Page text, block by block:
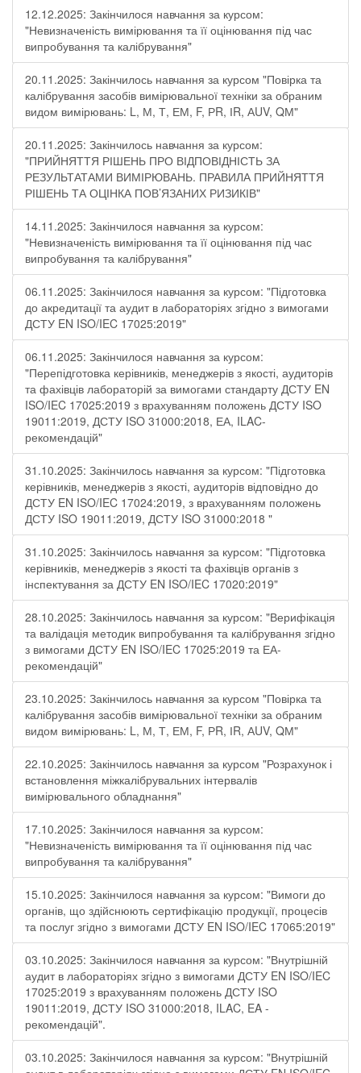
12.12.2025: Закінчилося навчання за курсом:
"Невизначеність вимірювання та її оцінювання під час
випробування та калібрування"
20.11.2025: Закінчилось навчання за курсом "Повірка та
калібрування засобів вимірювальної техніки за обраним
видом вимірювань: L, М, Т, ЕМ, F, РR, ІR, АUV, QМ"
20.11.2025: Закінчилось навчання за курсом:
"ПРИЙНЯТТЯ РІШЕНЬ ПРО ВІДПОВІДНІСТЬ ЗА
РЕЗУЛЬТАТАМИ ВИМІРЮВАНЬ. ПРАВИЛА ПРИЙНЯТТЯ
РІШЕНЬ ТА ОЦІНКА ПОВ’ЯЗАНИХ РИЗИКІВ"
14.11.2025: Закінчилося навчання за курсом:
"Невизначеність вимірювання та її оцінювання під час
випробування та калібрування"
06.11.2025: Закінчилося навчання за курсом: "Підготовка
до акредитації та аудит в лабораторіях згідно з вимогами
ДСТУ EN ISO/IEC 17025:2019"
06.11.2025: Закінчилося навчання за курсом:
"Перепідготовка керівників, менеджерів з якості, аудиторів
та фахівців лабораторій за вимогами стандарту ДСТУ EN
ISO/IEC 17025:2019 з врахуванням положень ДСТУ ISO
19011:2019, ДСТУ ISO 31000:2018, ЕА, ILAC-
рекомендацій"
31.10.2025: Закінчилось навчання за курсом: "Підготовка
керівників, менеджерів з якості, аудиторів відповідно до
ДСТУ EN ISO/IEC 17024:2019, з врахуванням положень
ДСТУ ISO 19011:2019, ДСТУ ISO 31000:2018 "
31.10.2025: Закінчилось навчання за курсом: "Підготовка
керівників, менеджерів з якості та фахівців органів з
інспектування за ДСТУ EN ISO/IEC 17020:2019"
28.10.2025: Закінчилось навчання за курсом: "Верифікація
та валідація методик випробування та калібрування згідно
з вимогами ДСТУ EN ISO/IEC 17025:2019 та ЕА-
рекомендацій"
23.10.2025: Закінчилось навчання за курсом "Повірка та
калібрування засобів вимірювальної техніки за обраним
видом вимірювань: L, М, Т, ЕМ, F, РR, ІR, АUV, QМ"
22.10.2025: Закінчилось навчання за курсом "Розрахунок і
встановлення міжкалібрувальних інтервалів
вимірювального обладнання"
17.10.2025: Закінчилося навчання за курсом:
"Невизначеність вимірювання та її оцінювання під час
випробування та калібрування"
15.10.2025: Закінчилося навчання за курсом: "Вимоги до
органів, що здійснюють сертифікацію продукції, процесів
та послуг згідно з вимогами ДСТУ EN ISO/IEC 17065:2019"
03.10.2025: Закінчилося навчання за курсом: "Внутрішній
аудит в лабораторіях згідно з вимогами ДСТУ EN ISO/IEC
17025:2019 з врахуванням положень ДСТУ ISO
19011:2019, ДСТУ ISO 31000:2018, ILAC, EA -
рекомендацій".
03.10.2025: Закінчилося навчання за курсом: "Внутрішній